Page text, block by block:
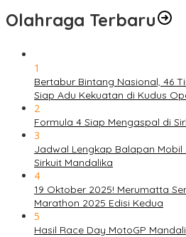
Olahraga Terbaru
1
Bertabur Bintang Nasional, 46
Siap Adu Kekuatan di Kudus
2
Formula 4 Siap Mengaspal di
3
Jadwal Lengkap Balapan Mobil
Sirkuit Mandalika
4
19 Oktober 2025! Merumatta
Marathon 2025 Edisi Kedua
5
Hasil Race Day MotoGP